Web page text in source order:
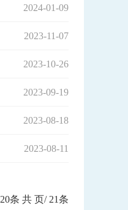
2024-01-09
2023-11-07
2023-10-26
2023-09-19
2023-08-18
2023-08-11
20条 共 页/ 21条